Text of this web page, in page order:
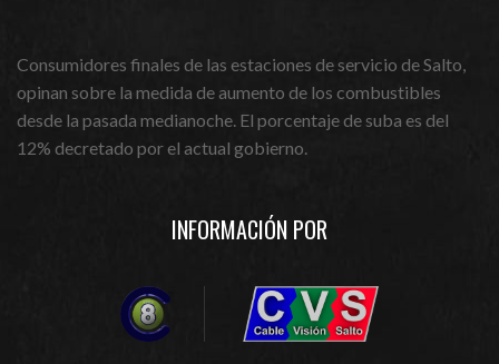
Consumidores finales de las estaciones de servicio de Salto,
opinan sobre la medida de aumento de los combustibles
desde la pasada medianoche. El porcentaje de suba es del
12% decretado por el actual gobierno.
INFORMACIÓN POR